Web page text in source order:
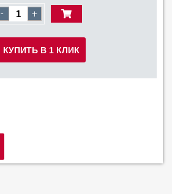
- +
КУПИТЬ В 1 КЛИК